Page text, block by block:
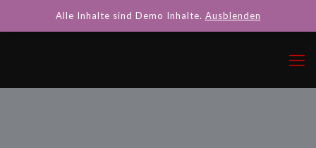
Alle Inhalte sind Demo Inhalte. Ausblenden